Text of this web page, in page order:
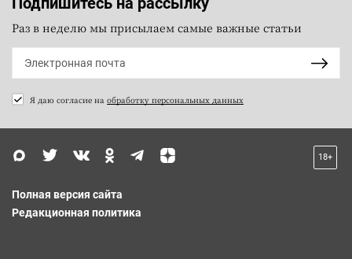
Раз в неделю мы присылаем самые важные статьи
Я даю согласие на обработку персональных данных
18+
Полная версия сайта
Редакционная политика